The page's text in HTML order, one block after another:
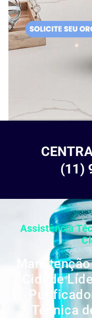
(11)
Assistência
Cidade
Técnica